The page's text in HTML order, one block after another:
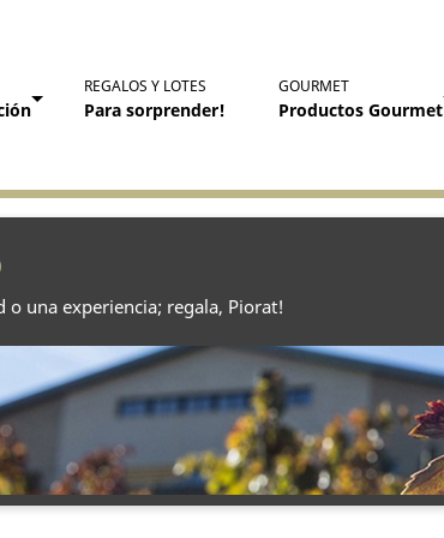
REGALOS Y LOTES
Para sorprender!
GOURMET
Productos Gourmet
o una experiencia; regala, Piorat!